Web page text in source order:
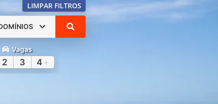
LIMPAR FILTROS
Vagas
2 3 4 +